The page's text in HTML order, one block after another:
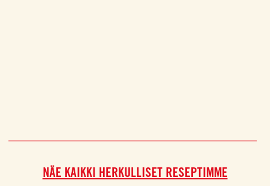
NÄE KAIKKI HERKULLISET RESEPTIMME